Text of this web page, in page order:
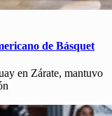
de Básquet
en Zárate, mantuvo